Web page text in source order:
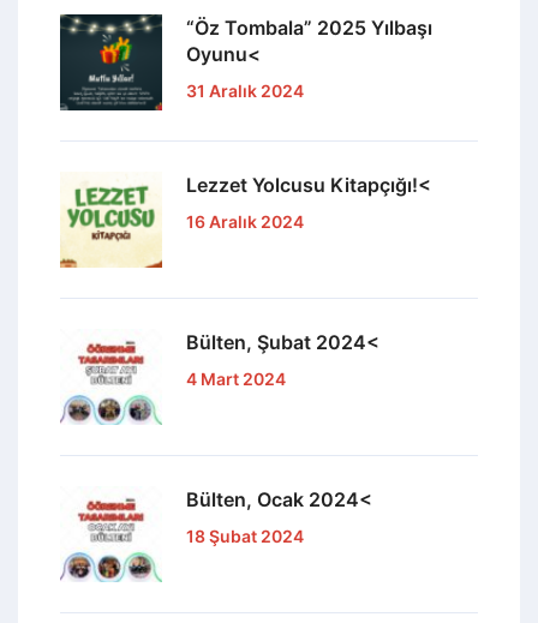
“Öz Tombala” 2025 Yılbaşı
Oyunu<
31 Aralık 2024
Lezzet Yolcusu Kitapçığı!<
16 Aralık 2024
Bülten, Şubat 2024<
4 Mart 2024
Bülten, Ocak 2024<
18 Şubat 2024